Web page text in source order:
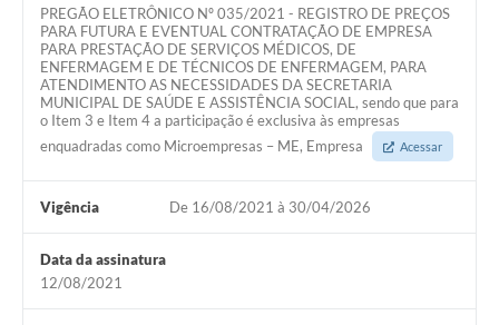
PREGÃO ELETRÔNICO Nº 035/2021 - REGISTRO DE PREÇOS
PARA FUTURA E EVENTUAL CONTRATAÇÃO DE EMPRESA
PARA PRESTAÇÃO DE SERVIÇOS MÉDICOS, DE
ENFERMAGEM E DE TÉCNICOS DE ENFERMAGEM, PARA
ATENDIMENTO AS NECESSIDADES DA SECRETARIA
MUNICIPAL DE SAÚDE E ASSISTÊNCIA SOCIAL, sendo que para
o Item 3 e Item 4 a participação é exclusiva às empresas
enquadradas como Microempresas – ME, Empresa
Acessar
Vigência De 16/08/2021 à 30/04/2026
Data da assinatura
12/08/2021